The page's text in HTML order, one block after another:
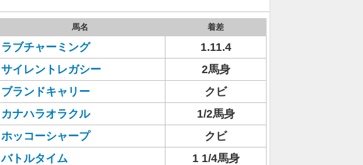
馬名 着差
ラブチャーミング
1.11.4
サイレントレガシー
2馬身
ブランドキャリー
クビ
カナハラオラクル
1/2馬身
ホッコーシャープ
クビ
バトルタイム
1 1/4馬身